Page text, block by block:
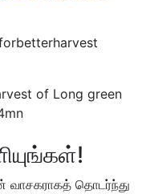
of Long green
வாசகராகத் தொடர்ந்து